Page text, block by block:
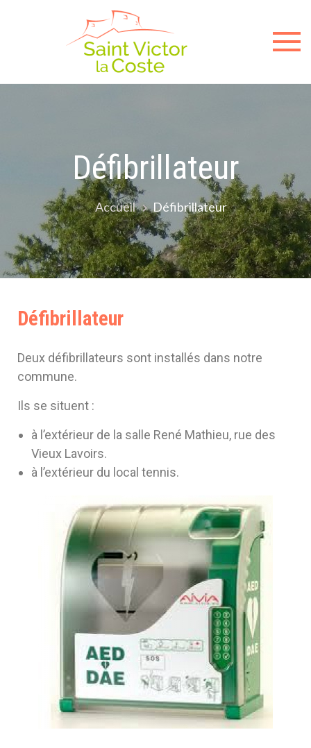
Site
de
la-
Défibrillateur
Accueil Défibrillateur
Défibrillateur
Deux défibrillateurs sont installés dans notre
commune.
Ils se situent :
à l’extérieur de la salle René Mathieu, rue des
Vieux Lavoirs.
à l’extérieur du local tennis.